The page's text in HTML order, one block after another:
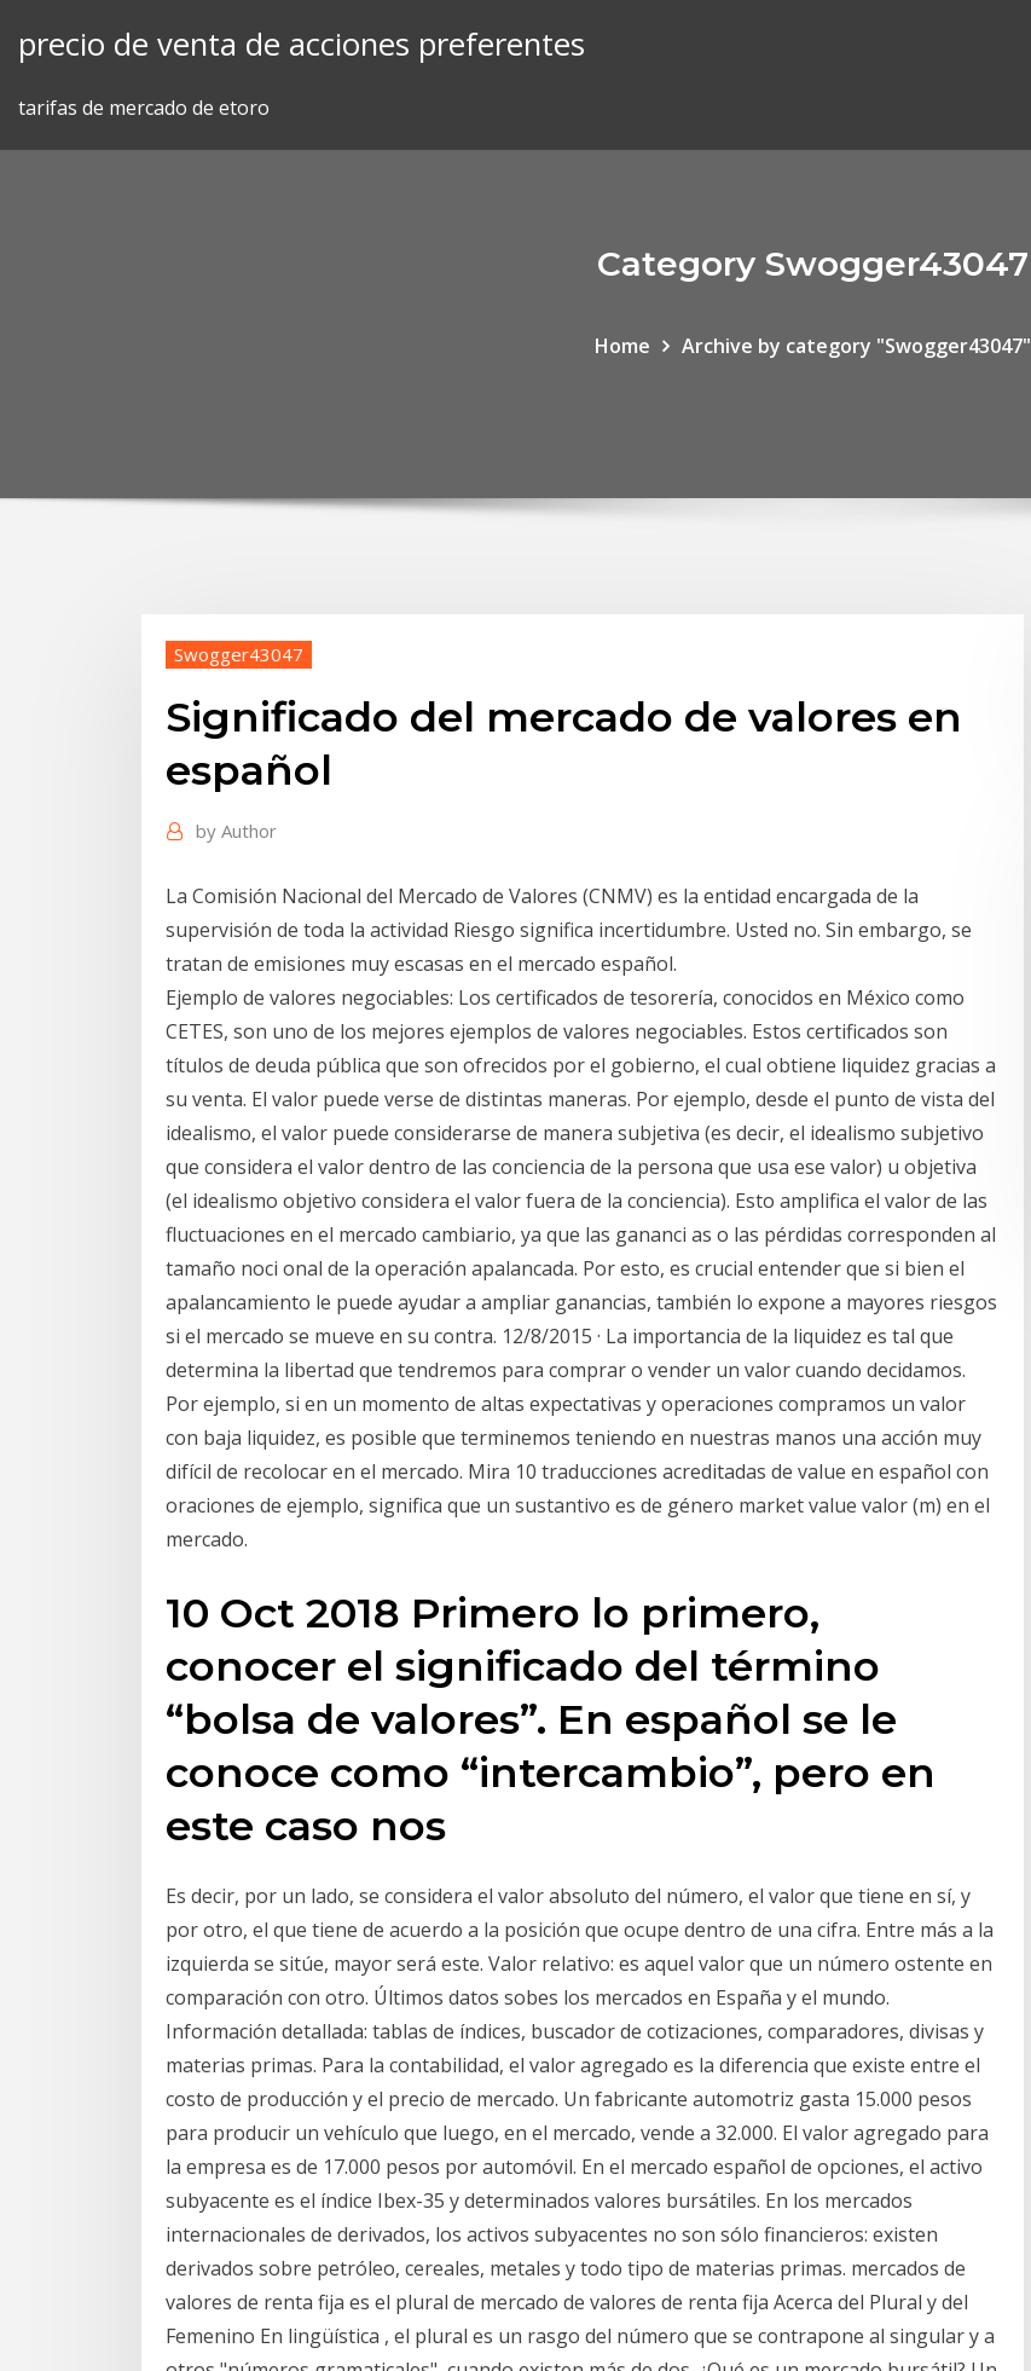
precio de venta de acciones preferentes
tarifas de mercado de etoro
Category Swogger43047
Home Archive by category "Swogger43047"
Swogger43047
Significado del mercado de valores en
español
by Author
La Comisión Nacional del Mercado de Valores (CNMV) es la entidad encargada de la
supervisión de toda la actividad Riesgo significa incertidumbre. Usted no. Sin embargo, se
tratan de emisiones muy escasas en el mercado español.
Ejemplo de valores negociables: Los certificados de tesorería, conocidos en México como
CETES, son uno de los mejores ejemplos de valores negociables. Estos certificados son
títulos de deuda pública que son ofrecidos por el gobierno, el cual obtiene liquidez gracias a
su venta. El valor puede verse de distintas maneras. Por ejemplo, desde el punto de vista del
idealismo, el valor puede considerarse de manera subjetiva (es decir, el idealismo subjetivo
que considera el valor dentro de las conciencia de la persona que usa ese valor) u objetiva
(el idealismo objetivo considera el valor fuera de la conciencia). Esto amplifica el valor de las
fluctuaciones en el mercado cambiario, ya que las gananci as o las pérdidas corresponden al
tamaño noci onal de la operación apalancada. Por esto, es crucial entender que si bien el
apalancamiento le puede ayudar a ampliar ganancias, también lo expone a mayores riesgos
si el mercado se mueve en su contra. 12/8/2015 · La importancia de la liquidez es tal que
determina la libertad que tendremos para comprar o vender un valor cuando decidamos.
Por ejemplo, si en un momento de altas expectativas y operaciones compramos un valor
con baja liquidez, es posible que terminemos teniendo en nuestras manos una acción muy
difícil de recolocar en el mercado. Mira 10 traducciones acreditadas de value en español con
oraciones de ejemplo, significa que un sustantivo es de género market value valor (m) en el
mercado.
10 Oct 2018 Primero lo primero,
conocer el significado del término
“bolsa de valores”. En español se le
conoce como “intercambio”, pero en
este caso nos
Es decir, por un lado, se considera el valor absoluto del número, el valor que tiene en sí, y
por otro, el que tiene de acuerdo a la posición que ocupe dentro de una cifra. Entre más a la
izquierda se sitúe, mayor será este. Valor relativo: es aquel valor que un número ostente en
comparación con otro. Últimos datos sobes los mercados en España y el mundo.
Información detallada: tablas de índices, buscador de cotizaciones, comparadores, divisas y
materias primas. Para la contabilidad, el valor agregado es la diferencia que existe entre el
costo de producción y el precio de mercado. Un fabricante automotriz gasta 15.000 pesos
para producir un vehículo que luego, en el mercado, vende a 32.000. El valor agregado para
la empresa es de 17.000 pesos por automóvil. En el mercado español de opciones, el activo
subyacente es el índice Ibex-35 y determinados valores bursátiles. En los mercados
internacionales de derivados, los activos subyacentes no son sólo financieros: existen
derivados sobre petróleo, cereales, metales y todo tipo de materias primas. mercados de
valores de renta fija es el plural de mercado de valores de renta fija Acerca del Plural y del
Femenino En lingüística , el plural es un rasgo del número que se contrapone al singular y a